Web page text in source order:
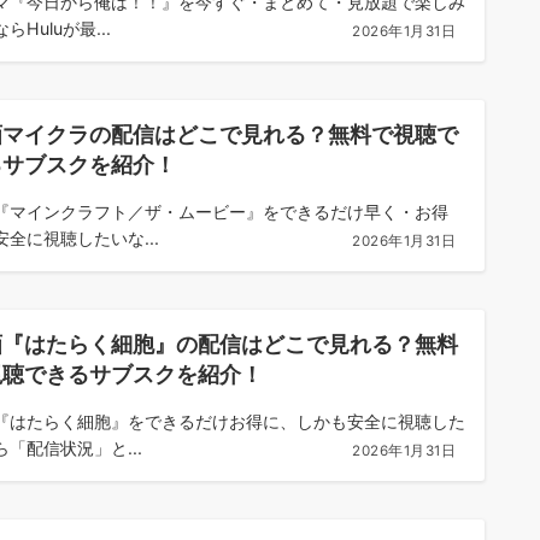
らHuluが最...
2026年1月31日
イクラの配信はどこで見れる？無料で視聴で
ブスクを紹介！
マインクラフト／ザ・ムービー』をできるだけ早く・お得
全に視聴したいな...
2026年1月31日
はたらく細胞』の配信はどこで見れる？無料
できるサブスクを紹介！
はたらく細胞』をできるだけお得に、しかも安全に視聴した
「配信状況」と...
2026年1月31日